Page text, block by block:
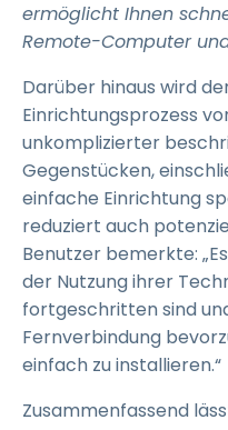
ermöglicht Ihnen
Remote-Computer
Darüber hinaus wird
Einrichtungsprozess
unkomplizierter
Gegenstücken,
einfache Einrichtung
reduziert auch
Benutzer bemerkte:
der Nutzung ihrer
fortgeschritten sind
Fernverbindung
einfach zu installieren.“
Zusammenfassend